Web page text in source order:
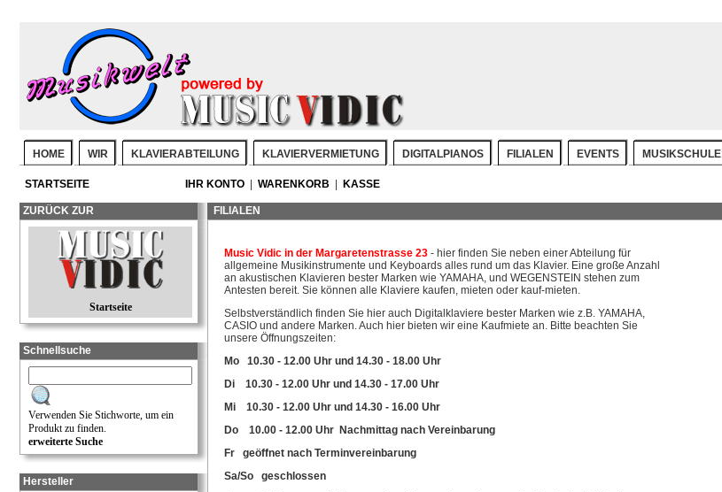
HOME WIR KLAVIERABTEILUNG KLAVIERVERMIETUNG DIGITALPIANOS FILIALEN EVENTS MUSIKSCHULE
STARTSEITE IHR KONTO WARENKORB KASSE
ZURÜCK ZUR
Startseite
Schnellsuche
Verwenden Sie Stichworte, um ein
Produkt zu finden.
erweiterte Suche
Hersteller
FILIALEN
Music Vidic in der Margaretenstrasse 23 - hier finden Sie neben einer Abteilung für
allgemeine Musikinstrumente und Keyboards alles rund um das Klavier. Eine große Anzahl
an akustischen Klavieren bester Marken wie YAMAHA, und WEGENSTEIN stehen zum
Antesten bereit. Sie können alle Klaviere kaufen, mieten oder kauf-mieten.
Selbstverständlich finden Sie hier auch Digitalklaviere bester Marken wie z.B. YAMAHA,
CASIO und andere Marken. Auch hier bieten wir eine Kaufmiete an. Bitte beachten Sie
unsere Öffnungszeiten:
Mo 10.30 - 12.00 Uhr und 14.30 - 18.00 Uhr
Di 10.30 - 12.00 Uhr und 14.30 - 17.00 Uhr
Mi 10.30 - 12.00 Uhr und 14.30 - 16.00 Uhr
Do 10.00 - 12.00 Uhr Nachmittag nach Vereinbarung
Fr geöffnet nach Terminvereinbarung
Sa/So geschlossen